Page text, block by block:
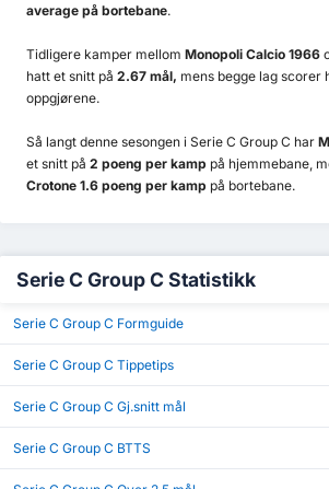
average på bortebane.
Tidligere kamper mellom Monopoli Calcio 1966
hatt et snitt på 2.67 mål, mens begge lag scorer
oppgjørene.
Så langt denne sesongen i Serie C Group C har
et snitt på 2 poeng per kamp på hjemmebane,
Crotone 1.6 poeng per kamp på bortebane.
Serie C Group C Statistikk
Serie C Group C Formguide
Serie C Group C Tippetips
Serie C Group C Gj.snitt mål
Serie C Group C BTTS